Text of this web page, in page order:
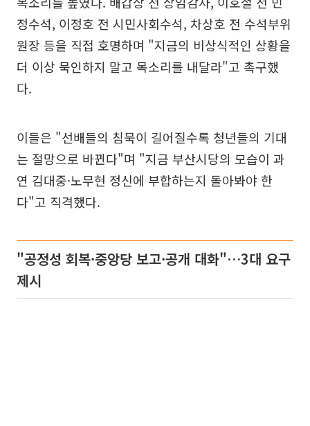
정수석, 이정호 전 시민사회수석, 차상호 전 수석부위
원장 등을 직접 호명하며 "지금의 비상식적인 상황을
더 이상 묵인하지 말고 목소리를 내달라"고 촉구했
다.
이들은 "선배들의 침묵이 길어질수록 청년들의 기대
는 절망으로 바뀐다"며 "지금 부산시당의 모습이 과
연 김대중·노무현 정신에 부합하는지 돌아봐야 한
다"고 직격했다.
"공정성 회복·중앙당 보고·공개 대화"…3대 요구
제시